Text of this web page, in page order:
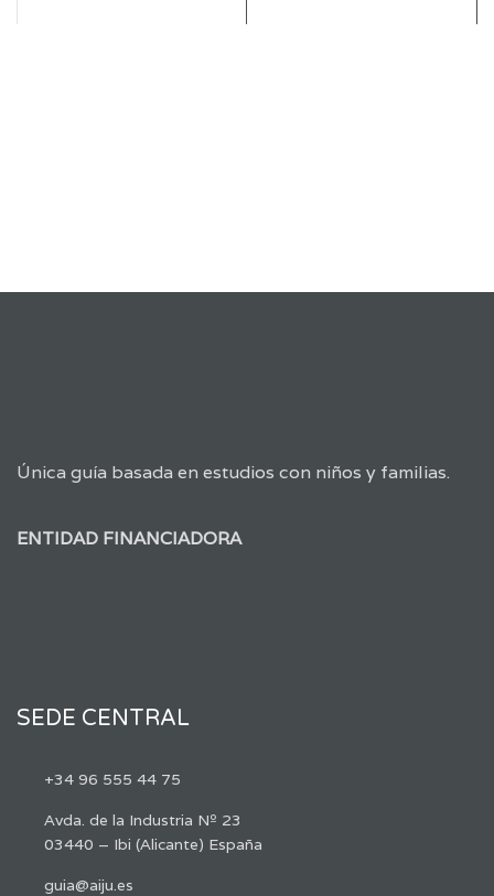
Única guía basada en estudios con niños y familias.
ENTIDAD FINANCIADORA
SEDE CENTRAL
+34 96 555 44 75
Avda. de la Industria Nº 23
03440 – Ibi (Alicante) España
guia@aiju.es